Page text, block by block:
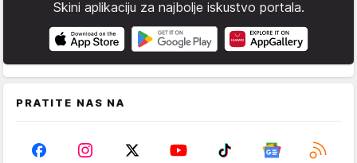
Skini aplikaciju za najbolje iskustvo portala.
PRATITE NAS NA